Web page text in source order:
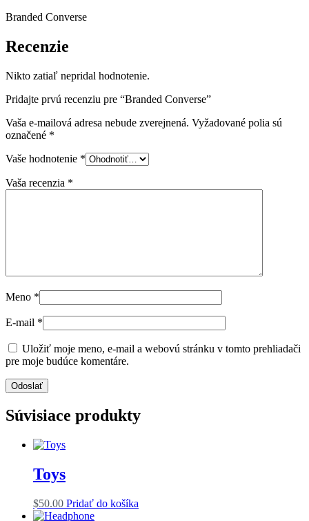
Branded Converse
Recenzie
Nikto zatiaľ nepridal hodnotenie.
Pridajte prvú recenziu pre “Branded Converse”
Vaša e-mailová adresa nebude zverejnená. Vyžadované polia sú
označené *
Vaše hodnotenie *
Vaša recenzia *
Meno *
E-mail *
Uložiť moje meno, e-mail a webovú stránku v tomto prehliadači
pre moje budúce komentáre.
Súvisiace produkty
Toys
$50.00 Pridať do košíka